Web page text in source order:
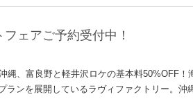
ェアご予約受付中！
、富良野と軽井沢ロケの基本料50%OFF！
ランを展開しているラヴィファクトリー。沖